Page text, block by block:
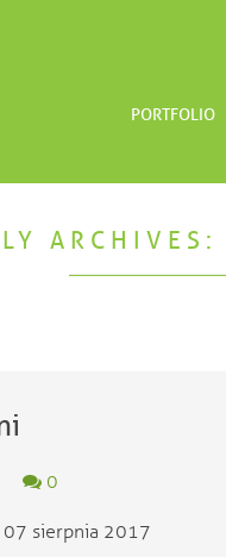
PORTFOLIO
0
07 sierpnia 2017